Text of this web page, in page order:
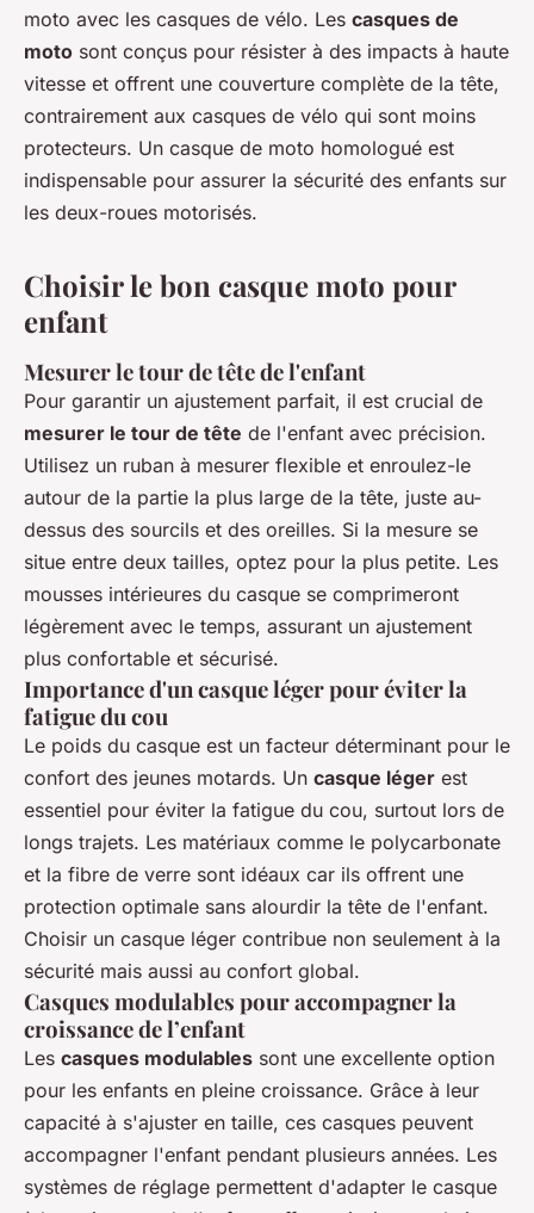
moto avec les casques de vélo. Les casques de
moto sont conçus pour résister à des impacts à haute
vitesse et offrent une couverture complète de la tête,
contrairement aux casques de vélo qui sont moins
protecteurs. Un casque de moto homologué est
indispensable pour assurer la sécurité des enfants sur
les deux-roues motorisés.
Choisir le bon casque moto pour
enfant
Mesurer le tour de tête de l'enfant
Pour garantir un ajustement parfait, il est crucial de
mesurer le tour de tête de l'enfant avec précision.
Utilisez un ruban à mesurer flexible et enroulez-le
autour de la partie la plus large de la tête, juste au-
dessus des sourcils et des oreilles. Si la mesure se
situe entre deux tailles, optez pour la plus petite. Les
mousses intérieures du casque se comprimeront
légèrement avec le temps, assurant un ajustement
plus confortable et sécurisé.
Importance d'un casque léger pour éviter la
fatigue du cou
Le poids du casque est un facteur déterminant pour le
confort des jeunes motards. Un casque léger est
essentiel pour éviter la fatigue du cou, surtout lors de
longs trajets. Les matériaux comme le polycarbonate
et la fibre de verre sont idéaux car ils offrent une
protection optimale sans alourdir la tête de l'enfant.
Choisir un casque léger contribue non seulement à la
sécurité mais aussi au confort global.
Casques modulables pour accompagner la
croissance de l’enfant
Les casques modulables sont une excellente option
pour les enfants en pleine croissance. Grâce à leur
capacité à s'ajuster en taille, ces casques peuvent
accompagner l'enfant pendant plusieurs années. Les
systèmes de réglage permettent d'adapter le casque